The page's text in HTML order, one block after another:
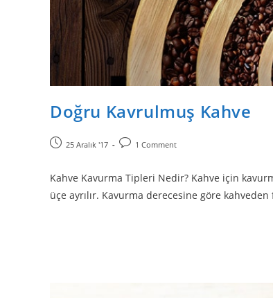
Doğru Kavrulmuş Kahve
25 Aralık '17 1 Comment
Kahve Kavurma Tipleri Nedir? Kahve için
üçe ayrılır. Kavurma derecesine göre